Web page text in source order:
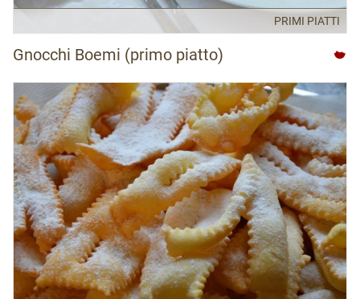
PRIMI PIATTI
Gnocchi Boemi (primo piatto)